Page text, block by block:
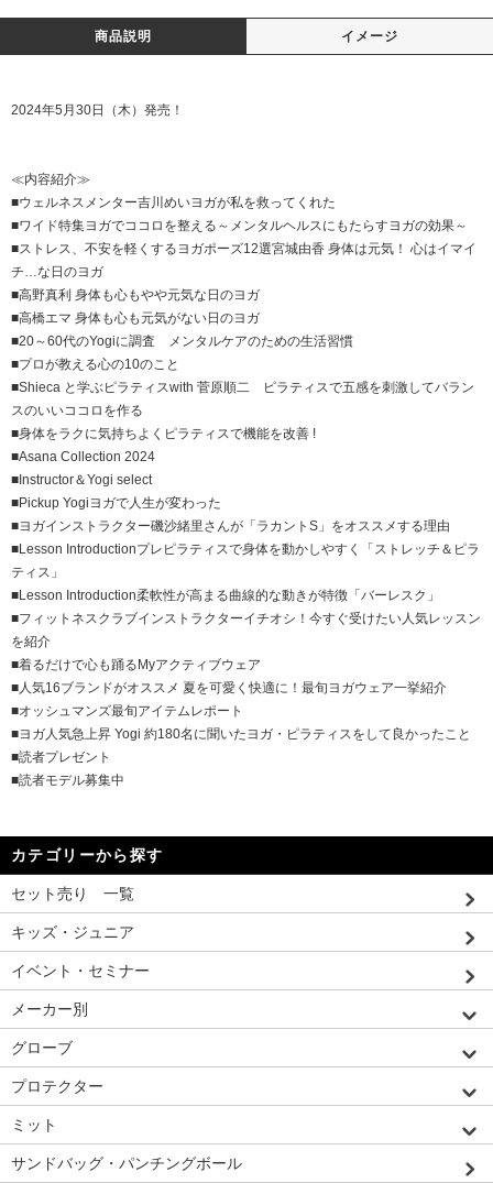
商品説明 イメージ
2024年5月30日（木）発売！
≪内容紹介≫
■ウェルネスメンター吉川めいヨガが私を救ってくれた
■ワイド特集ヨガでココロを整える～メンタルヘルスにもたらすヨガの効果～
■ストレス、不安を軽くするヨガポーズ12選宮城由香 身体は元気！ 心はイマイ
チ…な日のヨガ
■高野真利 身体も心もやや元気な日のヨガ
■高橋エマ 身体も心も元気がない日のヨガ
■20～60代のYogiに調査 メンタルケアのための生活習慣
■プロが教える心の10のこと
■Shieca と学ぶピラティスwith 菅原順二 ピラティスで五感を刺激してバラン
スのいいココロを作る
■身体をラクに気持ちよくピラティスで機能を改善 !
■Asana Collection 2024
■Instructor＆Yogi select
■Pickup Yogiヨガで人生が変わった
■ヨガインストラクター磯沙緒里さんが「ラカントS」をオススメする理由
■Lesson Introductionプレピラティスで身体を動かしやすく「ストレッチ＆ピラ
ティス」
■Lesson Introduction柔軟性が高まる曲線的な動きが特徴「バーレスク」
■フィットネスクラブインストラクターイチオシ！今すぐ受けたい人気レッスン
を紹介
■着るだけで心も踊るMyアクティブウェア
■人気16ブランドがオススメ 夏を可愛く快適に！最旬ヨガウェア一挙紹介
■オッシュマンズ最旬アイテムレポート
■ヨガ人気急上昇 Yogi 約180名に聞いたヨガ・ピラティスをして良かったこと
■読者プレゼント
■読者モデル募集中
カテゴリーから探す
セット売り 一覧
キッズ・ジュニア
イベント・セミナー
メーカー別
グローブ
プロテクター
ミット
サンドバッグ・パンチングボール